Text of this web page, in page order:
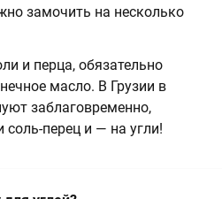
замочить на несколько
и перца, обязательно
масло. В Грузии в
заблаговременно,
соль-перец и — на угли!